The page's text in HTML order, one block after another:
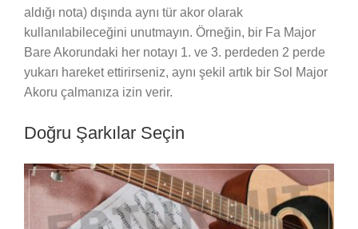
aldığı nota) dışında aynı tür akor olarak
kullanılabileceğini unutmayın. Örneğin, bir Fa Major
Bare Akorundaki her notayı 1. ve 3. perdeden 2 perde
yukarı hareket ettirirseniz, aynı şekil artık bir Sol Major
Akoru çalmanıza izin verir.
Doğru Şarkılar Seçin